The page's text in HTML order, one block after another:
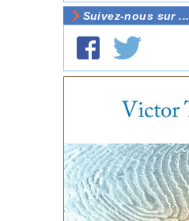
Suivez-nous sur ...